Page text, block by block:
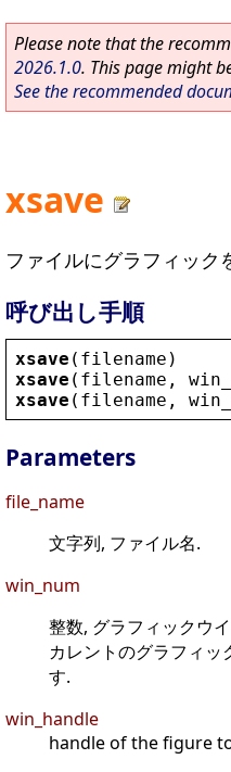
Please note that the
2026.1.0. This page might
See the recommended
xsave
ファイルにグラフィック
呼び出し手順
xsave ( filename )
xsave ( filename ,
xsave ( filename ,
Parameters
file_name
文字列, ファイル名.
win_num
整数, グラフィックウ
カレントのグラフィッ
す.
win_handle
handle of the figure